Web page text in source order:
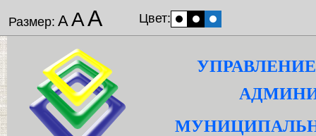
Размер: ААА Цвет: